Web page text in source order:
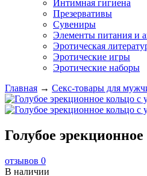
Интимная гигиена
Презервативы
Сувениры
Элементы питания и
Эротическая
Эротические игры
Эротические наборы
Главная → Секс-товары для
Голубое
отзывов 0
В наличии